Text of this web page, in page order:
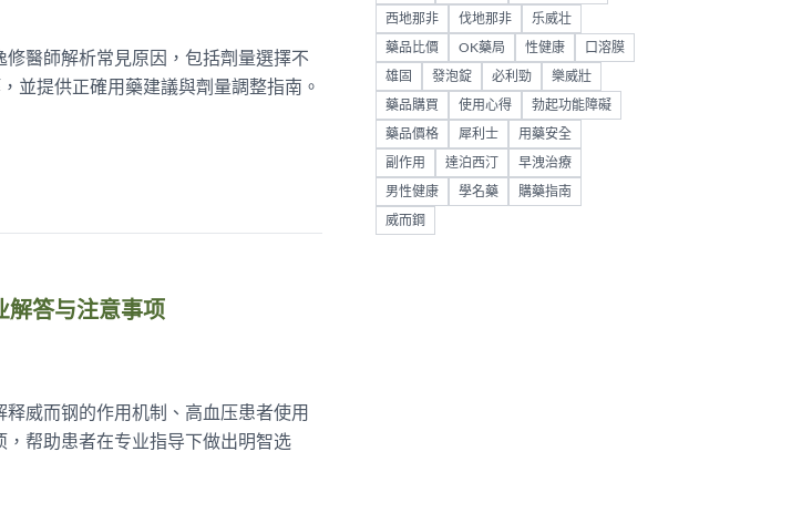
醫師解析常見原因，包括劑量選擇不
並提供正確用藥建議與劑量調整指南。
解答与注意事项
威而钢的作用机制、高血压患者使用
帮助患者在专业指导下做出明智选
西地那非 伐地那非 乐威壮
藥品比價 OK藥局 性健康 口溶膜
雄固 發泡錠 必利勁 樂威壯
藥品購買 使用心得 勃起功能障礙
藥品價格 犀利士 用藥安全
副作用 達泊西汀 早洩治療
男性健康 學名藥 購藥指南
威而鋼